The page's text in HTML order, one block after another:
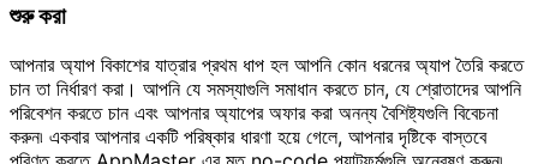
শুরু করা
আপনার অ্যাপ বিকাশের যাত্রার প্রথম ধাপ হল আপনি কোন ধরনের অ্যাপ তৈরি করতে
চান তা নির্ধারণ করা। আপনি যে সমস্যাগুলি সমাধান করতে চান, যে শ্রোতাদের আপনি
পরিবেশন করতে চান এবং আপনার অ্যাপের অফার করা অনন্য বৈশিষ্ট্যগুলি বিবেচনা
করুন৷ একবার আপনার একটি পরিষ্কার ধারণা হয়ে গেলে, আপনার দৃষ্টিকে বাস্তবে